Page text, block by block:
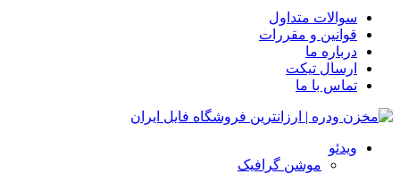
سوالات متداول
قوانین و مقررات
درباره ما
ارسال تیکت
تماس با ما
ویدئو
موشن گرافیک